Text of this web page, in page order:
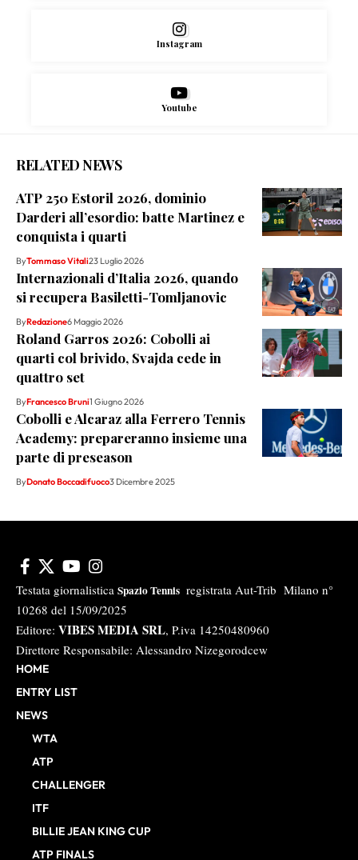
Instagram
Youtube
RELATED NEWS
ATP 250 Estoril 2026, dominio
Darderi all’esordio: batte Martinez e
conquista i quarti
ByTommaso Vitali23 Luglio 2026
Internazionali d’Italia 2026, quando
si recupera Basiletti-Tomljanovic
ByRedazione6 Maggio 2026
Roland Garros 2026: Cobolli ai
quarti col brivido, Svajda cede in
quattro set
ByFrancesco Bruni1 Giugno 2026
Cobolli e Alcaraz alla Ferrero Tennis
Academy: prepareranno insieme una
parte di preseason
ByDonato Boccadifuoco3 Dicembre 2025
Testata giornalistica Spazio Tennis registrata Aut-Trib Milano n°
10268 del 15/09/2025
Editore: VIBES MEDIA SRL, P.iva 14250480960
Direttore Responsabile: Alessandro Nizegorodcew
HOME
ENTRY LIST
NEWS
WTA
ATP
CHALLENGER
ITF
BILLIE JEAN KING CUP
ATP FINALS